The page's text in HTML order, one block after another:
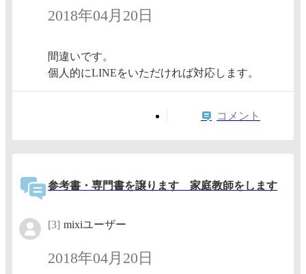
2018年04月20日
間違いです。
個人的にLINEをいただければ対応します。
コメント
参考書・専門書を譲ります 家庭教師をします
[3] mixiユーザー
2018年04月20日